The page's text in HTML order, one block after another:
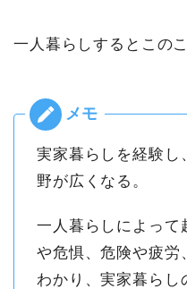
一人暮らしするとこの
実家暮らしを経験し
野が広くなる。
一人暮らしによって
や危惧、危険や疲労
わかり、実家暮らし